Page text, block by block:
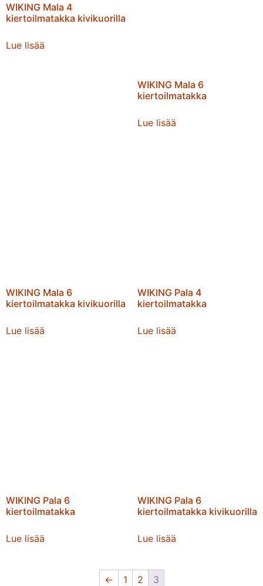
WIKING Mala 4
kiertoilmatakka kivikuorilla
Lue lisää
WIKING Mala 6
kiertoilmatakka
Lue lisää
WIKING Mala 6
kiertoilmatakka kivikuorilla
Lue lisää
WIKING Pala 4
kiertoilmatakka
Lue lisää
WIKING Pala 6
kiertoilmatakka
Lue lisää
WIKING Pala 6
kiertoilmatakka kivikuorilla
Lue lisää
← 1 2 3